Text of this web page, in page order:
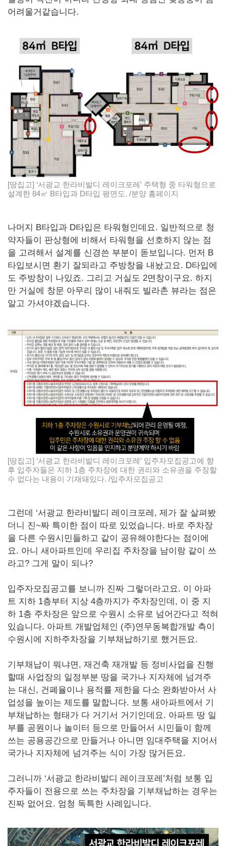
어려울거같습니다.
[땅집고] ‘서광교 한라비발디 레이크포레’ 주택형 중 타워형으로
설계한 84㎡ B타입과 D타입 평면도. /분양 홈페이지
나머지 B타입과 D타입은 타워형인데요. 일반적으로 청
약자들이 판상형에 비해서 타워형을 선호하지 않는 점
을 고려해서 설계를 신경쓴 부분이 돋보입니다. 먼저 B
타입보시면 환기 잘되라고 주방창을 내놨고요. D타입에
도 주방창이 나있죠. 그리고 거실도 2면창이구요. 하지
만 거실에 창문 아무리 많이 내줘도 빌라촌 뷰라는 점은
알고 가셔야겠습니다.
[땅집고] ‘서광교 한라비발디 레이크포레’ 입주자모집공고에 향
후 입주자들은 지하 1층 주차장에 대한 권리와 소유권을 주장할
수 없다는 내용이 기재돼있다. /입주자모집공고
그런데 ‘서광교 한라비발디 레이크포레, 제가 잘 살펴봤
더니 진~짜 특이한 점이 따로 있었습니다. 바로 주차장
을 다른 수원시민들하고 같이 공유해야한다는 점이에
요. 아니 새아파트인데 우리집 주차장을 남이랑 같이 쓰
라고? 그게 말이 되나?
입주자모집공고를 보니까 진짜 그렇더라고요. 이 아파
트 지하 1층부터 지상 4층까지가 주차장인데, 이 중 지
하 1층 주차장은 앞으로 수원시 소유로 넘어간다고 적혀
있습니다. 아파트 개발업체인 (주)연무동복합개발 측이
수원시에 지하주차장을 기부채납하기로 했거든요.
기부채납이 뭐냐면, 재건축 재개발 등 정비사업을 진행
할때 사업장의 일정부분 땅을 국가나 지자체에 넘겨주
는 대신, 건폐율이나 용적률 제한을 다소 완화받아서 사
업성을 높이는 제도를 말합니다. 보통 새아파트에서 기
부채납하는 형태가 다 거기서 거기인데요. 아파트 땅 일
부를 공원이나 놀이터 등으로 만들어서 시민들이 함께
쓰는 공용공간으로 만들거나 아니면 임대주택을 지어서
국가나 지자체에 넘겨주는 식이 가장 많거든요.
그러니까 ‘서광교 한라비발디 레이크포레’처럼 보통 입
주자들이 전용으로 쓰는 주차장을 기부채납하는 경우는
진짜 없어요. 엄청 독특한 사례입니다.